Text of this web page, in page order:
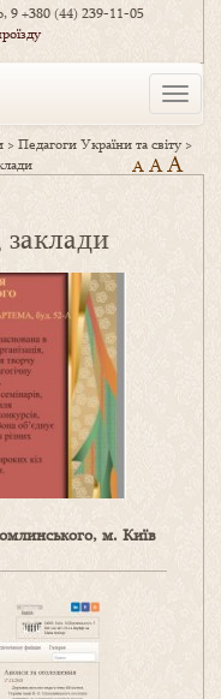
9+380 (44) 239-11-05
Toggle
>Педагоги України та світу>
A AA
заклади
м. Київ